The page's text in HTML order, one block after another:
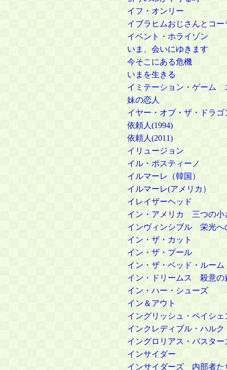
イフ・オンリー
イブラヒムおじさんとコー
イベント・ホライゾン
いま、会いにゆきます
今そこにある危機
いまを生きる
イミテーション・ゲーム
妹の恋人
イヤー・オブ・ザ・ドラゴ
依頼人(1994)
依頼人(2011)
イリュージョン
イル・ポスティーノ
イルマーレ（韓国）
イルマーレ(アメリカ）
イレイザーヘッド
イン・アメリカ 三つの小
インヴィンシブル 栄光へ
イン・ザ・カット
イン・ザ・プール
イン・ザ・ベッド・ルーム
イン・ドリームス 殺意の
イン・ハー・シューズ
イン＆アウト
イングリッシュ・ペイシェ
インクレディブル・ハルク
イングロリアス・バスター
インサイダー
インサイダーズ 内部者た